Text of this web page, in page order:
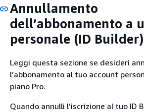
Annullamento
dell’abbonamento a
personale (ID Builder)
Leggi questa sezione se desideri
l’abbonamento al tuo account
piano Pro.
Quando annulli l’iscrizione al tuo ID